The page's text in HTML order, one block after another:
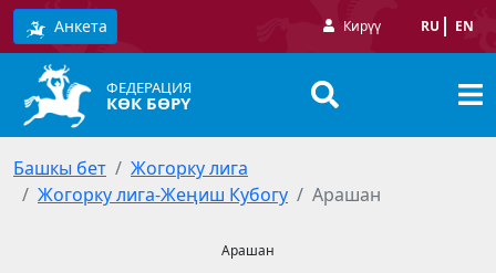
Анкета Кирүү RU EN
ФЕДЕРАЦИЯ
КӨК БӨРҮ
Башкы бет
Жогорку лига
Жогорку лига-Жеңиш Кубогу
Арашан
Арашан